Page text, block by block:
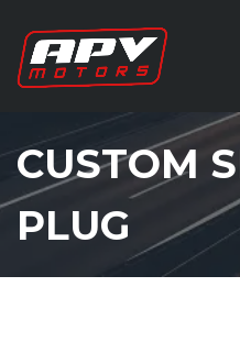
CUSTOM
PLUG